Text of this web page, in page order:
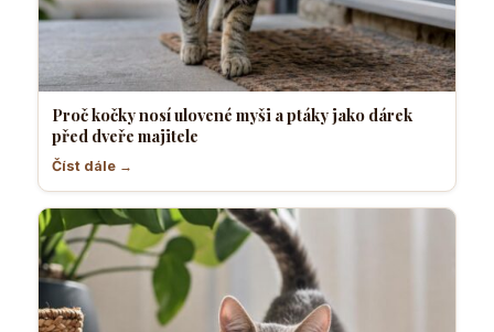
Proč kočky nosí ulovené myši a ptáky jako dárek
před dveře majitele
Číst dále →